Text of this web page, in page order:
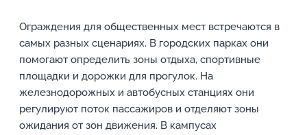
Ограждения для общественных мест встречаются в
самых разных сценариях. В городских парках они
помогают определить зоны отдыха, спортивные
площадки и дорожки для прогулок. На
железнодорожных и автобусных станциях они
регулируют поток пассажиров и отделяют зоны
ожидания от зон движения. В кампусах